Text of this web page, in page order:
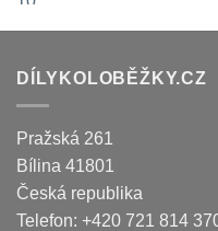
DÍLYKOLOBĚŽKY.CZ
Pražská 261
Bílina 41801
Česká republika
Telefon: +420 721 814